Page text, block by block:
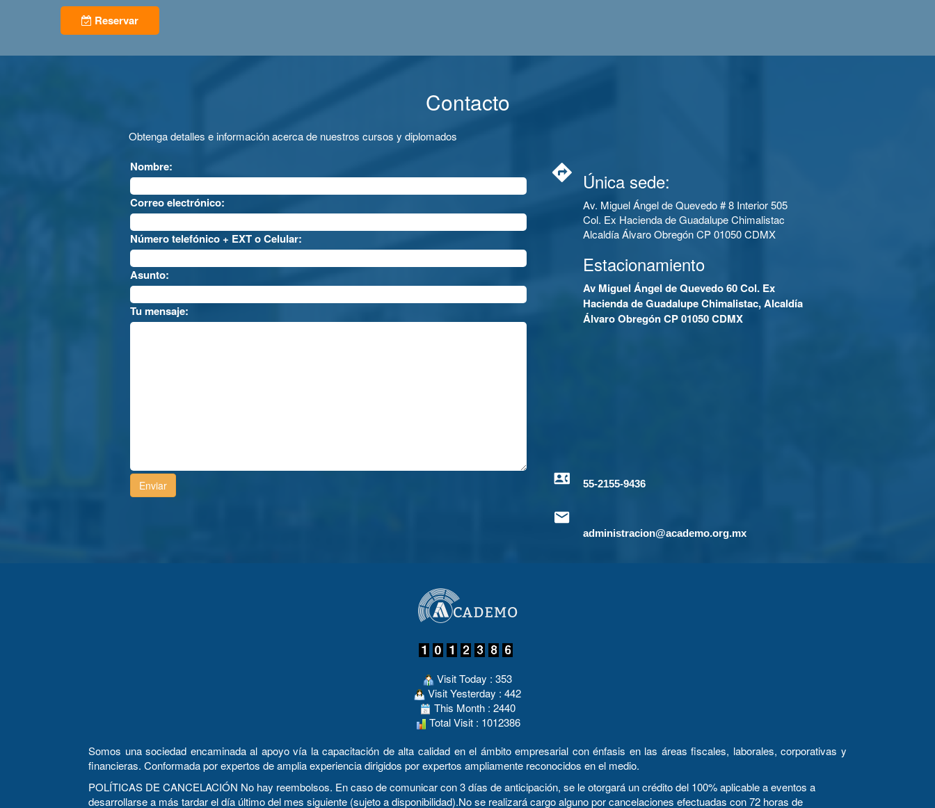
Reservar
Contacto
Obtenga detalles e información acerca de nuestros cursos y diplomados
Nombre:
Correo electrónico:
Número telefónico + EXT o Celular:
Asunto:
Tu mensaje:
Única sede:
Av. Miguel Ángel de Quevedo # 8 Interior 505
Col. Ex Hacienda de Guadalupe Chimalistac
Alcaldía Álvaro Obregón CP 01050 CDMX
Estacionamiento
Av Miguel Ángel de Quevedo 60 Col. Ex
Hacienda de Guadalupe Chimalistac, Alcaldía
Álvaro Obregón CP 01050 CDMX
55-2155-9436
administracion@academo.org.mx
Visit Today : 353
Visit Yesterday : 442
This Month : 2440
Total Visit : 1012386
Somos una sociedad encaminada al apoyo vía la capacitación de alta calidad en el ámbito empresarial con énfasis en las áreas fiscales, laborales, corporativas y
financieras. Conformada por expertos de amplia experiencia dirigidos por expertos ampliamente reconocidos en el medio.
POLÍTICAS DE CANCELACIÓN No hay reembolsos. En caso de comunicar con 3 días de anticipación, se le otorgará un crédito del 100% aplicable a eventos a
desarrollarse a más tardar el día último del mes siguiente (sujeto a disponibilidad).No se realizará cargo alguno por cancelaciones efectuadas con 72 horas de